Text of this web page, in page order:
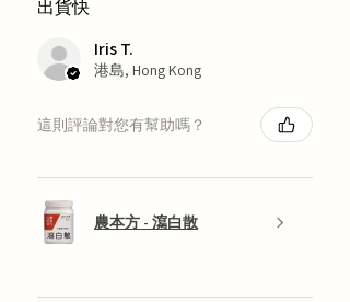
出貨快
Iris T.
港島, Hong Kong
這則評論對您有幫助嗎？
農本方 - 瀉白散